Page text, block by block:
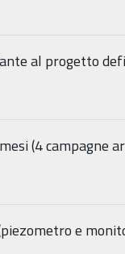
al progetto
(4 campagne
e